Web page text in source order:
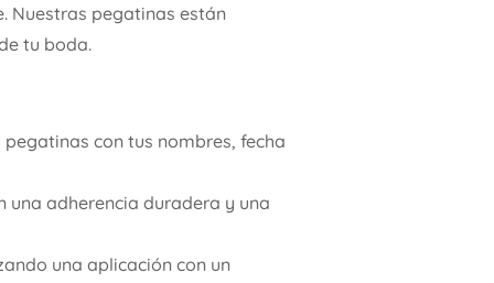
Nuestras pegatinas están
tu boda.
con tus nombres, fecha
adherencia duradera y una
una aplicación con un